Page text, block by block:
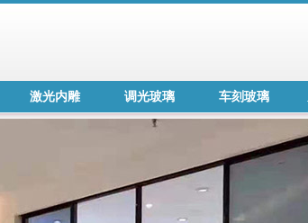
激光内雕 调光玻璃 车刻玻璃